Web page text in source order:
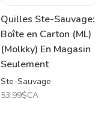
Quilles Ste-Sauvage:
Boîte en Carton (ML)
(Molkky) En Magasin
Seulement
Ste-Sauvage
53,99$CA